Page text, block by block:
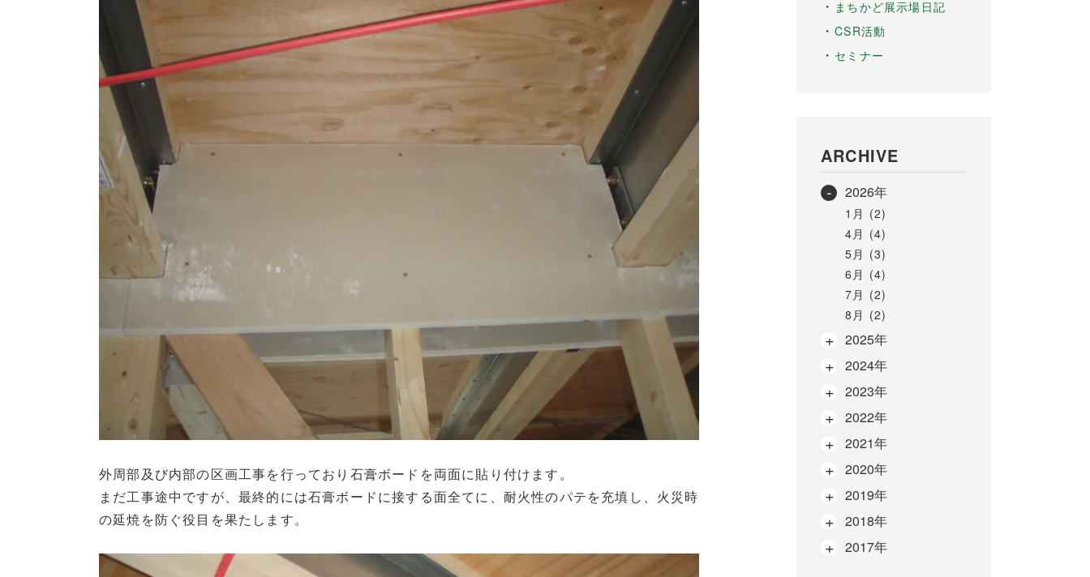
外周部及び内部の区画工事を行っており石膏ボードを両面に貼り付けます。
まだ工事途中ですが、最終的には石膏ボードに接する面全てに、耐火性のパテを充填し、火災時
の延焼を防ぐ役目を果たします。
まちかど展示場日記
CSR活動
セミナー
ARCHIVE
2026年
1月 (2)
4月 (4)
5月 (3)
6月 (4)
7月 (2)
8月 (2)
2025年
2024年
2023年
2022年
2021年
2020年
2019年
2018年
2017年